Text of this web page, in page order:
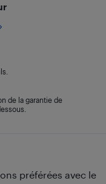
préférées avec le
de la garantie de